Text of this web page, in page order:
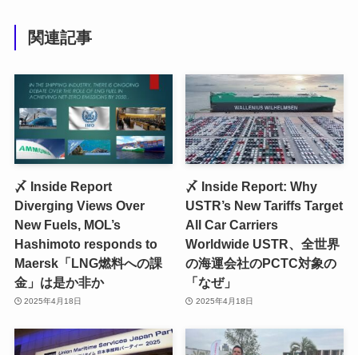
関連記事
〆 Inside Report
Diverging Views Over
New Fuels, MOL’s
Hashimoto responds to
Maersk「LNG燃料への課
金」は是か非か
2025年4月18日
〆 Inside Report: Why
USTR’s New Tariffs Target
All Car Carriers
Worldwide USTR、全世界
の海運会社のPCTC対象の
「なぜ」
2025年4月18日